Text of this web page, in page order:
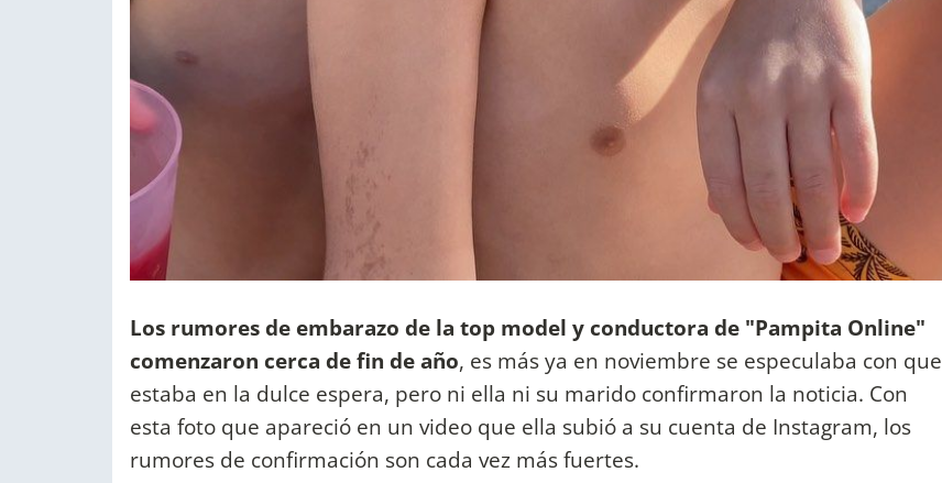
Los rumores de embarazo de la top model y conductora de "Pampita Online"
comenzaron cerca de fin de año, es más ya en noviembre se especulaba con que
estaba en la dulce espera, pero ni ella ni su marido confirmaron la noticia. Con
esta foto que apareció en un video que ella subió a su cuenta de Instagram, los
rumores de confirmación son cada vez más fuertes.